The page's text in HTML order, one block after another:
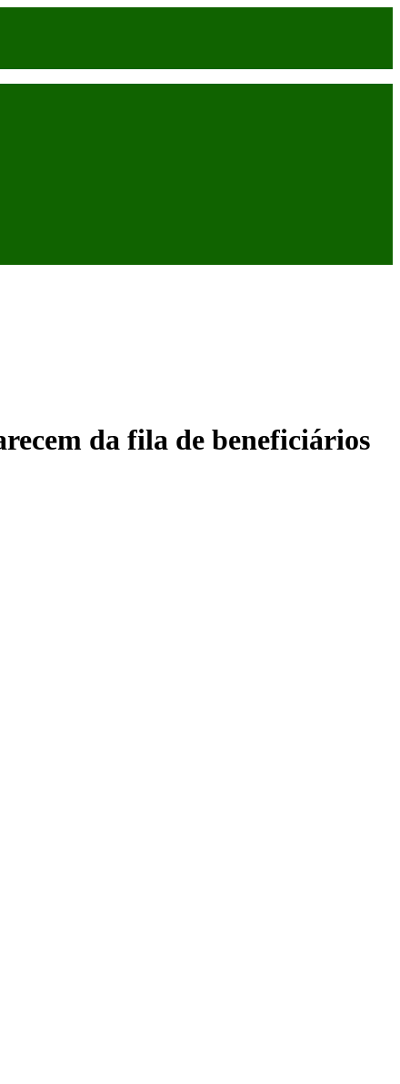
da fila de beneficiários